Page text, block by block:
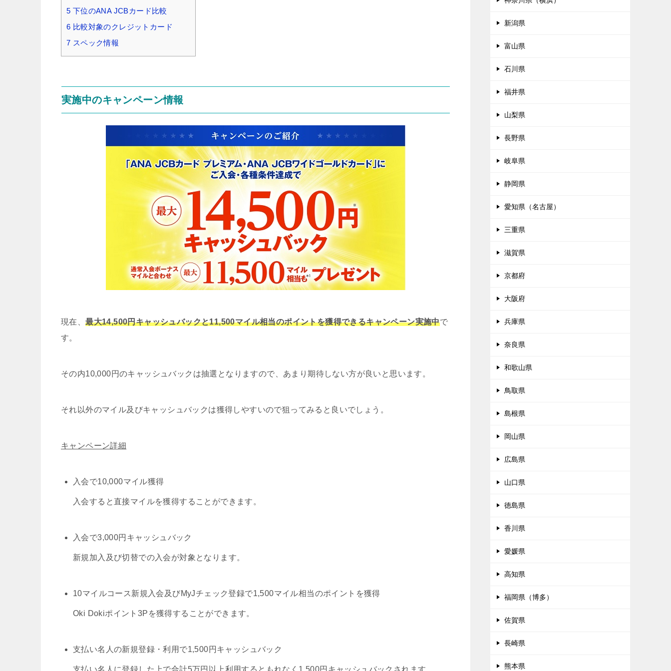
5 下位のANA JCBカード比較
6 比較対象のクレジットカード
7 スペック情報
実施中のキャンペーン情報
現在、最大14,500円キャッシュバックと11,500マイル相当のポイントを獲得できるキャンペーン実施中で
す。
その内10,000円のキャッシュバックは抽選となりますので、あまり期待しない方が良いと思います。
それ以外のマイル及びキャッシュバックは獲得しやすいので狙ってみると良いでしょう。
キャンペーン詳細
入会で10,000マイル獲得
入会すると直接マイルを獲得することができます。
入会で3,000円キャッシュバック
新規加入及び切替での入会が対象となります。
10マイルコース新規入会及びMyJチェック登録で1,500マイル相当のポイントを獲得
Oki Dokiポイント3Pを獲得することができます。
支払い名人の新規登録・利用で1,500円キャッシュバック
支払い名人に登録した上で合計5万円以上利用するともれなく1,500円キャッシュバックされます。
新潟県
富山県
石川県
福井県
山梨県
長野県
岐阜県
静岡県
愛知県（名古屋）
三重県
滋賀県
京都府
大阪府
兵庫県
奈良県
和歌山県
鳥取県
島根県
岡山県
広島県
山口県
徳島県
香川県
愛媛県
高知県
福岡県（博多）
佐賀県
長崎県
熊本県